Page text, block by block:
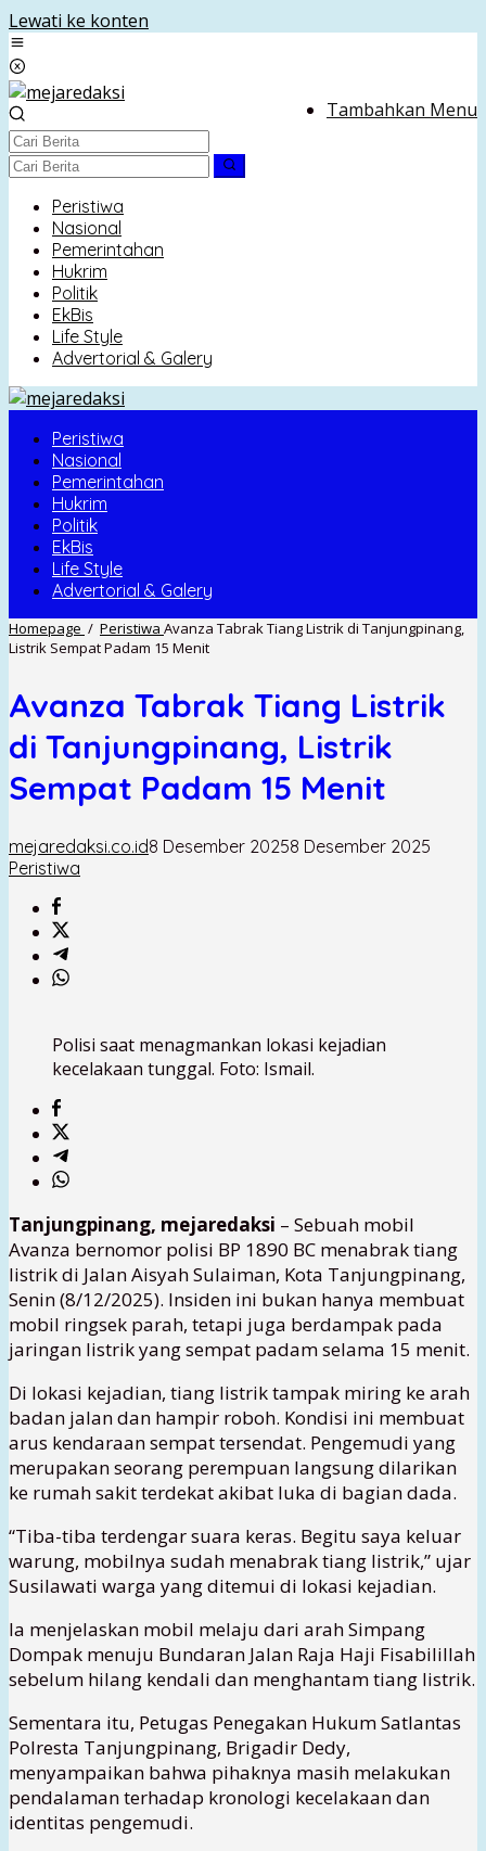
Lewati ke konten
Tambahkan Menu
Peristiwa
Nasional
Pemerintahan
Hukrim
Politik
EkBis
Life Style
Advertorial & Galery
Peristiwa
Nasional
Pemerintahan
Hukrim
Politik
EkBis
Life Style
Advertorial & Galery
Homepage / Peristiwa Avanza Tabrak Tiang Listrik di Tanjungpinang,
Listrik Sempat Padam 15 Menit
Avanza Tabrak Tiang Listrik
di Tanjungpinang, Listrik
Sempat Padam 15 Menit
mejaredaksi.co.id8 Desember 20258 Desember 2025
Peristiwa
Polisi saat menagmankan lokasi kejadian
kecelakaan tunggal. Foto: Ismail.
Tanjungpinang, mejaredaksi – Sebuah mobil
Avanza bernomor polisi BP 1890 BC menabrak tiang
listrik di Jalan Aisyah Sulaiman, Kota Tanjungpinang,
Senin (8/12/2025). Insiden ini bukan hanya membuat
mobil ringsek parah, tetapi juga berdampak pada
jaringan listrik yang sempat padam selama 15 menit.
Di lokasi kejadian, tiang listrik tampak miring ke arah
badan jalan dan hampir roboh. Kondisi ini membuat
arus kendaraan sempat tersendat. Pengemudi yang
merupakan seorang perempuan langsung dilarikan
ke rumah sakit terdekat akibat luka di bagian dada.
“Tiba-tiba terdengar suara keras. Begitu saya keluar
warung, mobilnya sudah menabrak tiang listrik,” ujar
Susilawati warga yang ditemui di lokasi kejadian.
Ia menjelaskan mobil melaju dari arah Simpang
Dompak menuju Bundaran Jalan Raja Haji Fisabilillah
sebelum hilang kendali dan menghantam tiang listrik.
Sementara itu, Petugas Penegakan Hukum Satlantas
Polresta Tanjungpinang, Brigadir Dedy,
menyampaikan bahwa pihaknya masih melakukan
pendalaman terhadap kronologi kecelakaan dan
identitas pengemudi.